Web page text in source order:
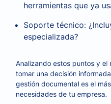
herramientas que ya
Soporte técnico:
especializada?
Analizando estos puntos y
tomar una decisión
gestión documental es el
necesidades de tu empresa.